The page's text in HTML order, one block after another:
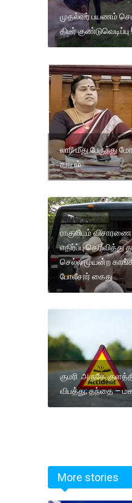
முதல்வர் பயணம்
திடீர் குண்டுவெடிப்பு !
லாரி மீது பேருந்து
காயம்
ராகுலிடம்
எதிர்ப்பு
செல்ல முயன்ற
போலீசார் கைது
குமரி அருகே
விபத்து; தந்தை –
More stories